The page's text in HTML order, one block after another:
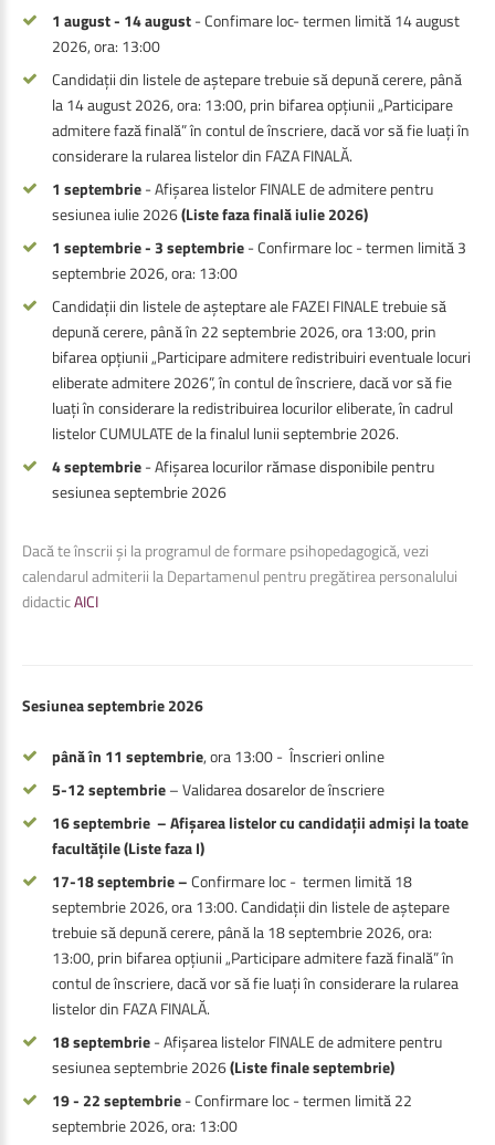
1 august - 14 august- Confimare loc- termen limită 14 august
2026, ora: 13:00
Candidații din listele de aștepare trebuie să depună cerere, până
la 14 august 2026, ora: 13:00, prin bifarea opțiunii „Participare
admitere fază finală” în contul de înscriere, dacă vor să fie luați în
considerare la rularea listelor din FAZA FINALĂ.
1 septembrie- Afișarea listelor FINALE de admitere pentru
sesiunea iulie 2026(Liste faza finală iulie 2026)
1 septembrie - 3 septembrie- Confirmare loc - termen limită 3
septembrie 2026, ora: 13:00
Candidații din listele de așteptare ale FAZEI FINALE trebuie să
depună cerere, până în 22 septembrie 2026, ora 13:00, prin
bifarea opțiunii „Participare admitere redistribuiri eventuale locuri
eliberate admitere 2026”, în contul de înscriere, dacă vor să fie
luați în considerare la redistribuirea locurilor eliberate, în cadrul
listelor CUMULATE de la finalul lunii septembrie 2026.
4 septembrie- Afișarea locurilor rămase disponibile pentru
sesiunea septembrie 2026
Dacă te înscrii și la programul de formare psihopedagogică, vezi
calendarul admiterii la Departamenul pentru pregătirea personalului
didacticAICI
Sesiunea septembrie 2026
până în 11 septembrie, ora 13:00 - Înscrieri online
5-12 septembrie– Validarea dosarelor de înscriere
16 septembrie – Afișarea listelor cu candidații admiși la toate
facultățile (Liste faza I)
17-18 septembrie –Confirmare loc - termen limită 18
septembrie 2026, ora 13:00. Candidații din listele de aștepare
trebuie să depună cerere, până la 18 septembrie 2026, ora:
13:00, prin bifarea opțiunii „Participare admitere fază finală” în
contul de înscriere, dacă vor să fie luați în considerare la rularea
listelor din FAZA FINALĂ.
18 septembrie- Afișarea listelor FINALE de admitere pentru
sesiunea septembrie 2026(Liste finale septembrie)
19 - 22 septembrie- Confirmare loc - termen limită 22
septembrie 2026, ora: 13:00